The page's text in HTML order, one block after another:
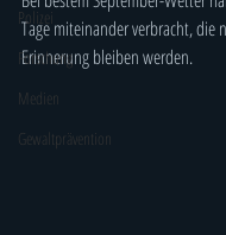
Polizei
Forschung
Medien
Gewaltprävention
Tage miteinander verbracht, die
Erinnerung bleiben werden.